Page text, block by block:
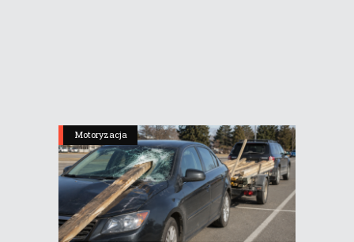
Motoryzacja